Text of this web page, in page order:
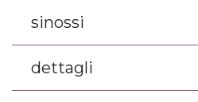
sinossi
dettagli